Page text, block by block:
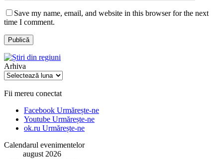
Save my name, email, and website in this browser for the next
time I comment.
Arhiva
Arhiva
Fii mereu conectat
Facebook Urmărește-ne
Youtube Urmărește-ne
ok.ru Urmărește-ne
Calendarul evenimentelor
august 2026